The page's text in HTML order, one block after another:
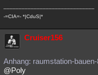
-=CIA=- *|CduS|*
Cruiser156
Anhang: raumstation-
@Poly